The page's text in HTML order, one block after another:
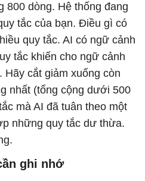
800 dòng. Hệ thống đang
tắc của bạn. Điều gì có
quy tắc. AI có ngữ cảnh
tắc khiến cho ngữ cảnh
cắt giảm xuống còn
nhất (tổng cộng dưới 500
mà AI đã tuân theo một
những quy tắc dư thừa.
ghi nhớ